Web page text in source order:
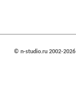
© n-studio.ru 2002-2026